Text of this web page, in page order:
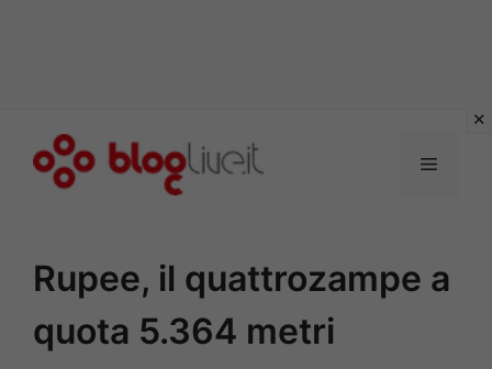
Menu
Rupee, il quattrozampe a
quota 5.364 metri